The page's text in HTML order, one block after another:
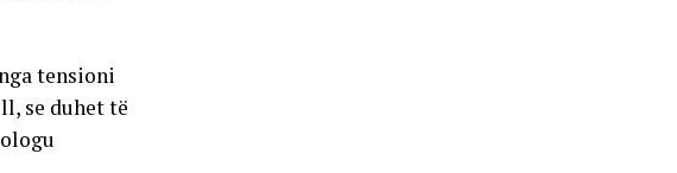
tensioni
se duhet të